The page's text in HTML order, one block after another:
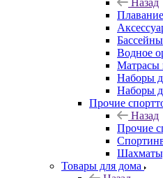
Назад
Бассейны
Водное
Матрасы
Наборы
Наборы
Прочие
Назад
Прочие
Товары для дома